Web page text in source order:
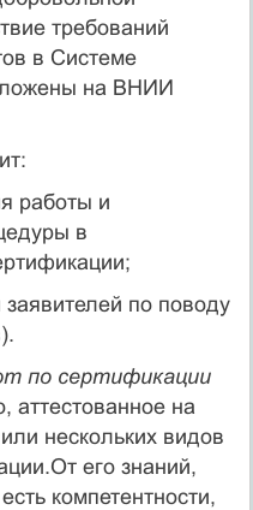
требований
в Системе
на ВНИИ
работы и
в
по поводу
по сертификации
аттестованное на
нескольких видов
его знаний,
компетентности,